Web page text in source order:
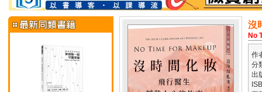
沒
No
作
分
出